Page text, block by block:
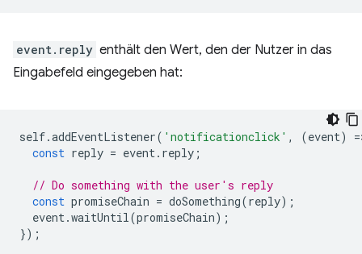
event.reply enthält den Wert, den der Nutzer in das
Eingabefeld eingegeben hat:
self.addEventListener( 'notificationclick' , (event) =
const reply = event. reply ;
// Do something with the user's reply
const promiseChain = doSomething(reply);
event.waitUntil(promiseChain);
});